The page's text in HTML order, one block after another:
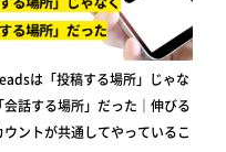
は「投稿する場所」じゃな
会話する場所」だった｜伸びる
ウントが共通してやっているこ